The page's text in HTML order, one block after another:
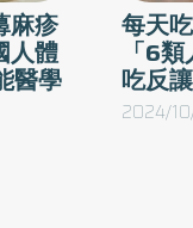
麻疹
人體
醫學
每天
「6
吃反
2024/